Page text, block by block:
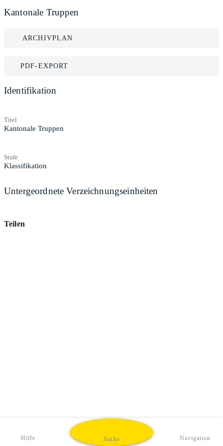
Kantonale Truppen
ARCHIVPLAN
PDF-EXPORT
Identifikation
Titel
Kantonale Truppen
Stufe
Klassifikation
Untergeordnete Verzeichnungseinheiten
Teilen
Hilfe Suche Navigation